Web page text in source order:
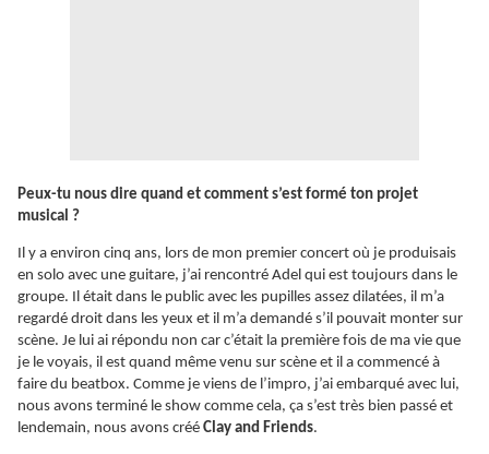
Peux-tu nous dire quand et comment s’est formé ton projet
musical ?
Il y a environ cinq ans, lors de mon premier concert où je produisais
en solo avec une guitare, j’ai rencontré Adel qui est toujours dans le
groupe. Il était dans le public avec les pupilles assez dilatées, il m’a
regardé droit dans les yeux et il m’a demandé s’il pouvait monter sur
scène. Je lui ai répondu non car c’était la première fois de ma vie que
je le voyais, il est quand même venu sur scène et il a commencé à
faire du beatbox. Comme je viens de l’impro, j’ai embarqué avec lui,
nous avons terminé le show comme cela, ça s’est très bien passé et
lendemain, nous avons créé Clay and Friends.